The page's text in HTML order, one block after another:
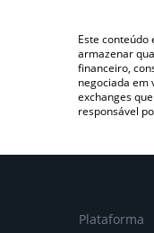
Este
armazenar
financeiro,
negociada em
exchanges
responsável
Plataforma